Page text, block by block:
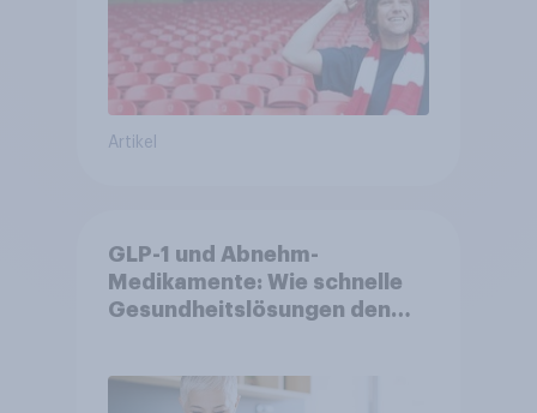
Artikel
GLP-1 und Abnehm-
Medikamente: Wie schnelle
Gesundheitslösungen den